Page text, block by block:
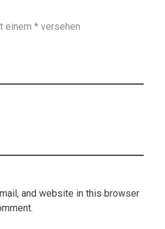
einem * versehen
and website in this browser